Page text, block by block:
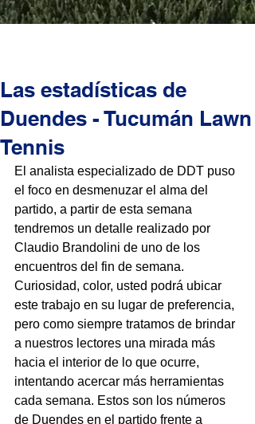
Las estadísticas de
Duendes - Tucumán Lawn
Tennis
El analista especializado de DDT puso
el foco en desmenuzar el alma del
partido, a partir de esta semana
tendremos un detalle realizado por
Claudio Brandolini de uno de los
encuentros del fin de semana.
Curiosidad, color, usted podrá ubicar
este trabajo en su lugar de preferencia,
pero como siempre tratamos de brindar
a nuestros lectores una mirada más
hacia el interior de lo que ocurre,
intentando acercar más herramientas
cada semana. Estos son los números
de Duendes en el partido frente a